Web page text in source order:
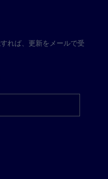
れば、更新をメールで受